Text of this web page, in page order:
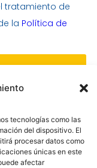
tecnologías como las
del dispositivo. El
procesar datos como
únicas en este
afectar
tratamiento de
la Política de